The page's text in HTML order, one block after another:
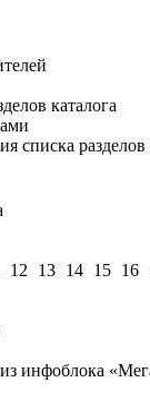
каталога
списка
12 13 14 15 16
инфоблока